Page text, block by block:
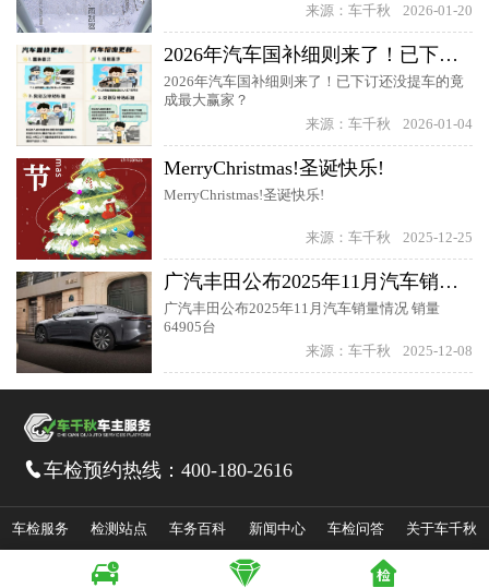
来源：车千秋 2026-01-20
2026年汽车国补细则来了！已下订还没提车的竟成最大赢家？
2026年汽车国补细则来了！已下订还没提车的竟
成最大赢家？
来源：车千秋
2026-01-04
MerryChristmas!圣诞快乐!
MerryChristmas!圣诞快乐!
来源：车千秋 2025-12-25
广汽丰田公布2025年11月汽车销量情况 销量64905台
广汽丰田公布2025年11月汽车销量情况 销量
64905台
来源：车千秋
2025-12-08
  
车检预约热线： 400-180-2616
车检服务 检测站点 车务百科 新闻中心 车检问答 关于车千秋
皖ICP备14036172号-1